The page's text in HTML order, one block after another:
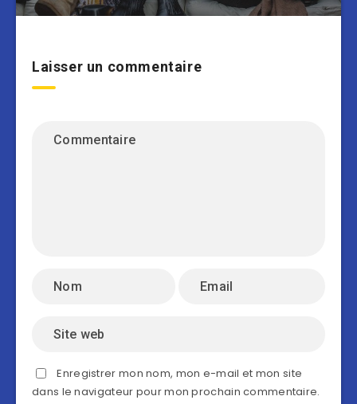
Laisser un commentaire
Enregistrer mon nom, mon e-mail et mon site
dans le navigateur pour mon prochain commentaire.